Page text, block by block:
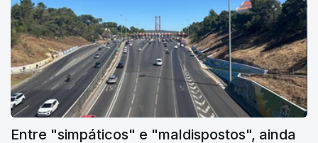
Entre "simpáticos" e "maldispostos", ainda